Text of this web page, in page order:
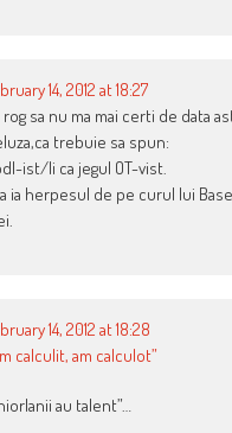
14, 2012 at 18:27
sa nu ma mai certi de data
trebuie sa spun:
ist/Ii ca jegul OT-vist.
ia herpesul de pe curul lui
14, 2012 at 18:28
calculit, am calculot”
au talent”…